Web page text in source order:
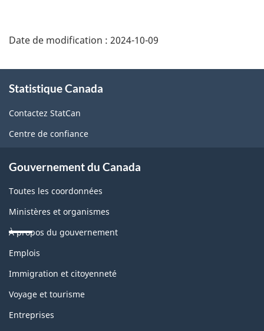
Date de modification : 2024-10-09
propos
de
ce
Statistique Canada
Contactez StatCan
Centre de confiance
Gouvernement du Canada
Toutes les coordonnées
Ministères et organismes
À propos du gouvernement
Thèmes
sujets
Emplois
Immigration et citoyenneté
Voyage et tourisme
Entreprises